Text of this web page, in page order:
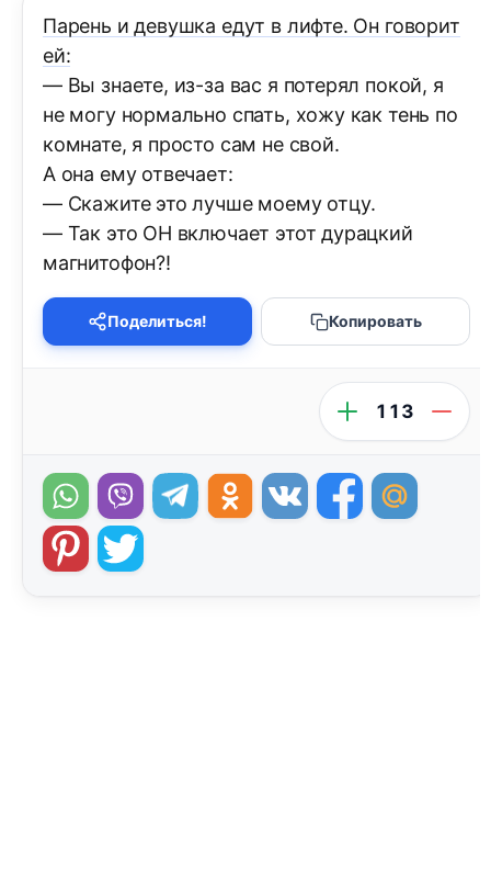
Парень и девушка едут в лифте. Он говорит
ей:
— Вы знаете, из-за вас я потерял покой, я
не могу нормально спать, хожу как тень по
комнате, я просто сам не свой.
А она ему отвечает:
— Скажите это лучше моему отцу.
— Так это ОН включает этот дурацкий
магнитофон?!
Поделиться! Копировать
113